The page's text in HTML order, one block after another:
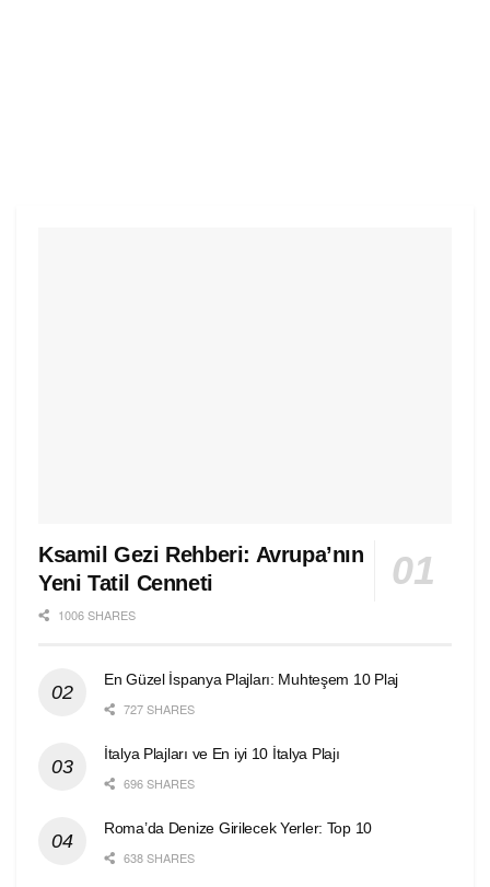
Ksamil Gezi Rehberi: Avrupa’nın
Yeni Tatil Cenneti
1006 SHARES
En Güzel İspanya Plajları: Muhteşem 10 Plaj
727 SHARES
İtalya Plajları ve En iyi 10 İtalya Plajı
696 SHARES
Roma’da Denize Girilecek Yerler: Top 10
638 SHARES